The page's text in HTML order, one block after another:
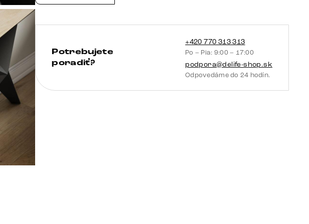
Potrebujete
poradiť?
+420 770 313 313
Po – Pia: 9:00 – 17:00
podpora@delife-shop.sk
Odpovedáme do 24 hodín.